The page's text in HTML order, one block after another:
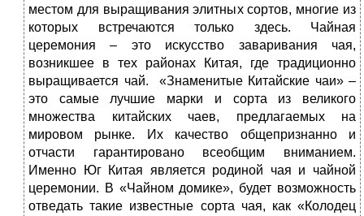
местом для выращивания элитных сортов, многие из
которых встречаются только здесь. Чайная
церемония – это искусство заваривания чая,
возникшее в тех районах Китая, где традиционно
выращивается чай. «Знаменитые Китайские чаи» –
это самые лучшие марки и сорта из великого
множества китайских чаев, предлагаемых на
мировом рынке. Их качество общепризнанно и
отчасти гарантировано всеобщим вниманием.
Именно Юг Китая является родиной чая и чайной
церемонии. В «Чайном домике», будет возможность
отведать такие известные сорта чая, как «Колодец